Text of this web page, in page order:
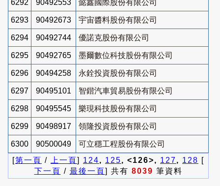
6292 90492553 懿鑫國際股份有限公司
6293 90492673 宇宙醬料股份有限公司
6294 90492744 優諾克股份有限公司
6295 90492765 墨爾數位科技股份有限公司
6296 90494258 永銓投資股份有限公司
6297 90495101 智鍇汽車貿易股份有限公司
6298 90495545 樂現科技股份有限公司
6299 90498917 領隆投資股份有限公司
6300 90500049
可立穩工程股份有限公司
[第一頁 / 上一頁] 124, 125, <126>, 127, 128 [
下一頁 / 最後一頁] 共有 8039 筆資料